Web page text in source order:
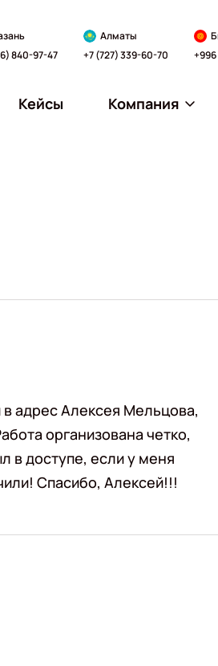
840-97-47
Алматы
+7 (727) 339-60-70
Кейсы Компания
адрес Алексея Мельцова,
организована четко,
в доступе, если у меня
Спасибо, Алексей!!!